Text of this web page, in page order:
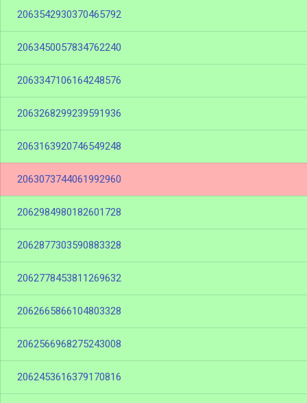
2063542930370465792
2063450057834762240
2063347106164248576
2063268299239591936
2063163920746549248
2063073744061992960
2062984980182601728
2062877303590883328
2062778453811269632
2062665866104803328
2062566968275243008
2062453616379170816